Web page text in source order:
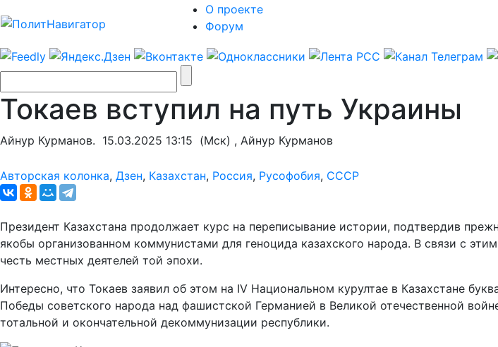
О проекте
Форум
Токаев вступил на путь Украины
Айнур Курманов. 15.03.2025 13:15 (Мск) , Айнур Курманов
Авторская колонка, Дзен, Казахстан, Россия, Русофобия, СССР
Президент Казахстана продолжает курс на переписывание истории, подтвердив
якобы организованном коммунистами для геноцида казахского народа. В связи с
честь местных деятелей той эпохи.
Интересно, что Токаев заявил об этом на IV Национальном курултае в Казахстане
Победы советского народа над фашистской Германией в Великой отечественной
тотальной и окончательной декоммунизации республики.